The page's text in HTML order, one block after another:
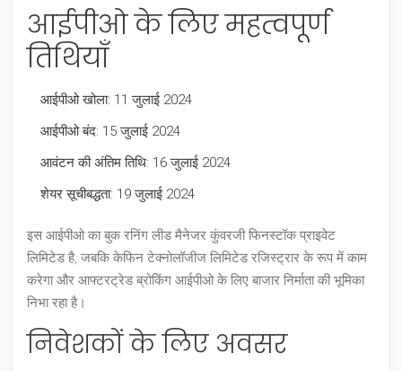
आईपीओ के लिए महत्वपूर्ण
तिथियाँ
आईपीओ खोला: 11 जुलाई 2024
आईपीओ बंद: 15 जुलाई 2024
आवंटन की अंतिम तिथि: 16 जुलाई 2024
शेयर सूचीबद्धता: 19 जुलाई 2024
इस आईपीओ का बुक रनिंग लीड मैनेजर कुंवरजी फिनस्टॉक प्राइवेट
लिमिटेड है, जबकि केफिन टेक्नोलॉजीज लिमिटेड रजिस्ट्रार के रूप में काम
करेगा और आफ्टरट्रेड ब्रोकिंग आईपीओ के लिए बाजार निर्माता की भूमिका
निभा रहा है।
निवेशकों के लिए अवसर